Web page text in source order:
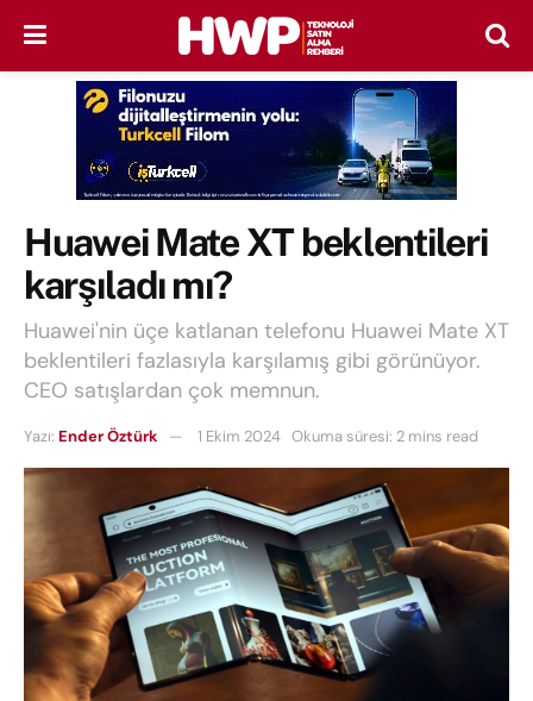
Huawei Mate XT beklentileri
karşıladı mı?
Huawei'nin üçe katlanan telefonu Huawei Mate XT
beklentileri fazlasıyla karşılamış gibi görünüyor.
CEO satışlardan çok memnun.
Yazı: Ender Öztürk 1 Ekim 2024 Okuma süresi: 2 mins read